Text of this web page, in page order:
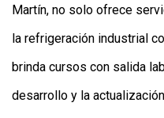
Martín, no solo ofrece
la refrigeración industrial
brinda cursos con salida
desarrollo y la